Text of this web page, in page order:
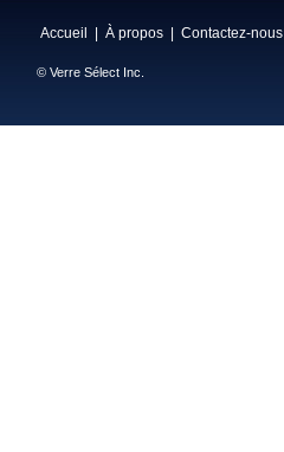
Accueil À propos Contactez-nous
© Verre Sélect Inc.